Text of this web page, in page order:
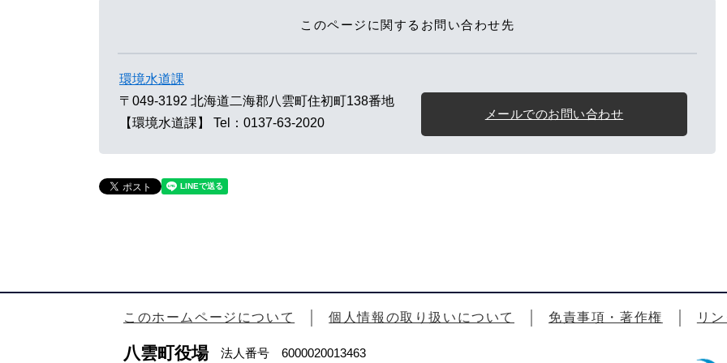
このページに関するお問い合わせ先
環境水道課
〒049-3192 北海道二海郡八雲町住初町138番地
【環境水道課】
Tel：0137-63-2020
メールでのお問い合わせ
このホームページについて 個人情報の取り扱いについて 免責事項・著作権 リ
八雲町役場法人番号 6000020013463